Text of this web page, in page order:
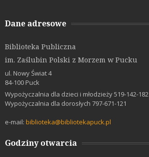
Dane adresowe
Biblioteka Publiczna
im. Zaślubin Polski z Morzem w Pucku
ul. Nowy Świat 4
84-100 Puck
Wypożyczalnia dla dzieci i młodzieży 519-142-182
Wypożyczalnia dla dorosłych 797-671-121
e-mail: biblioteka@bibliotekapuck.pl
Godziny otwarcia